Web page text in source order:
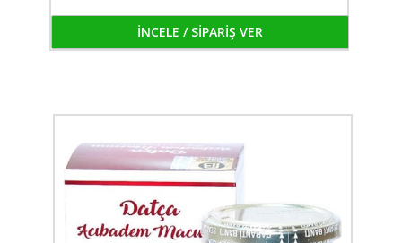
İNCELE / SİPARİŞ VER